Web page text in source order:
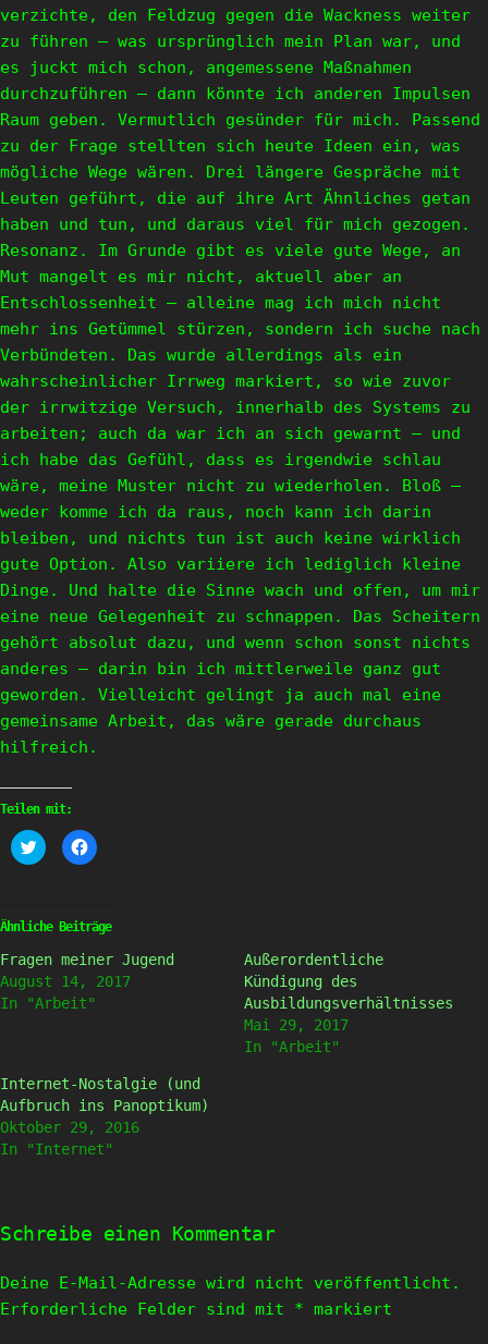
verzichte, den Feldzug gegen die Wackness weiter
zu führen – was ursprünglich mein Plan war, und
es juckt mich schon, angemessene Maßnahmen
durchzuführen – dann könnte ich anderen Impulsen
Raum geben. Vermutlich gesünder für mich. Passend
zu der Frage stellten sich heute Ideen ein, was
mögliche Wege wären. Drei längere Gespräche mit
Leuten geführt, die auf ihre Art Ähnliches getan
haben und tun, und daraus viel für mich gezogen.
Resonanz. Im Grunde gibt es viele gute Wege, an
Mut mangelt es mir nicht, aktuell aber an
Entschlossenheit – alleine mag ich mich nicht
mehr ins Getümmel stürzen, sondern ich suche nach
Verbündeten. Das wurde allerdings als ein
wahrscheinlicher Irrweg markiert, so wie zuvor
der irrwitzige Versuch, innerhalb des Systems zu
arbeiten; auch da war ich an sich gewarnt – und
ich habe das Gefühl, dass es irgendwie schlau
wäre, meine Muster nicht zu wiederholen. Bloß –
weder komme ich da raus, noch kann ich darin
bleiben, und nichts tun ist auch keine wirklich
gute Option. Also variiere ich lediglich kleine
Dinge. Und halte die Sinne wach und offen, um mir
eine neue Gelegenheit zu schnappen. Das Scheitern
gehört absolut dazu, und wenn schon sonst nichts
anderes – darin bin ich mittlerweile ganz gut
geworden. Vielleicht gelingt ja auch mal eine
gemeinsame Arbeit, das wäre gerade durchaus
hilfreich.
Teilen mit:
Klick,
um
(Wird
in
Fenster
geöffnet)
Klick,
um
(Wird
in
Fenster
geöffnet)
Ähnliche Beiträge
Fragen meiner Jugend
August 14, 2017
In "Arbeit"
Außerordentliche
Kündigung des
Ausbildungsverhältnisses
Mai 29, 2017
In "Arbeit"
Internet-Nostalgie (und
Aufbruch ins Panoptikum)
Oktober 29, 2016
In "Internet"
Schreibe einen Kommentar
Deine E-Mail-Adresse wird nicht veröffentlicht.
Erforderliche Felder sind mit * markiert